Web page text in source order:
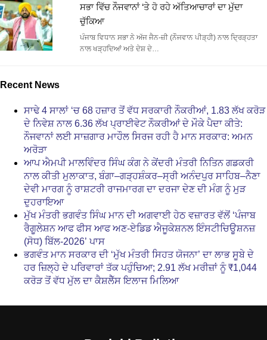
ਸਭਾ ਵਿੱਚ ਨੌਜਵਾਨਾਂ ‘ਤੇ ਹੋ ਰਹੇ ਅੱਤਿਆਚਾਰਾਂ ਦਾ ਮੁੱਦਾ
ਚੁੱਕਿਆ
ਪੰਜਾਬ ਵਿਧਾਨ ਸਭਾ ਨੇ ਅੱਜ ਜੈਨ-ਜ਼ੀ (ਨੌਜਵਾਨ ਪੀੜ੍ਹੀ) ਨਾਲ ਦ੍ਰਿੜ੍ਹਤਾ
ਨਾਲ ਖੜ੍ਹਦਿਆਂ ਅਤੇ ਦੇਸ਼ ਦੇ…
Recent News
ਸਾਢੇ 4 ਸਾਲਾਂ ‘ਚ 68 ਹਜ਼ਾਰ ਤੋਂ ਵੱਧ ਸਰਕਾਰੀ ਨੌਕਰੀਆਂ, 1.83 ਲੱਖ ਕਰੋੜ
ਦੇ ਨਿਵੇਸ਼ ਨਾਲ 6.36 ਲੱਖ ਪ੍ਰਾਈਵੇਟ ਨੌਕਰੀਆਂ ਦੇ ਮੌਕੇ ਪੈਦਾ ਕੀਤੇ:
ਨੌਜਵਾਨਾਂ ਲਈ ਸਾਜ਼ਗਾਰ ਮਾਹੌਲ ਸਿਰਜ ਰਹੀ ਹੈ ਮਾਨ ਸਰਕਾਰ: ਅਮਨ
ਅਰੋੜਾ
ਆਪ ਐਮਪੀ ਮਾਲਵਿੰਦਰ ਸਿੰਘ ਕੰਗ ਨੇ ਕੇਂਦਰੀ ਮੰਤਰੀ ਨਿਤਿਨ ਗਡਕਰੀ
ਨਾਲ ਕੀਤੀ ਮੁਲਾਕਾਤ, ਬੰਗਾ–ਗੜ੍ਹਸ਼ੰਕਰ–ਸ੍ਰੀ ਅਨੰਦਪੁਰ ਸਾਹਿਬ–ਨੈਣਾ
ਦੇਵੀ ਮਾਰਗ ਨੂੰ ਰਾਸ਼ਟਰੀ ਰਾਜਮਾਰਗ ਦਾ ਦਰਜਾ ਦੇਣ ਦੀ ਮੰਗ ਨੂੰ ਮੁੜ
ਦੁਹਰਾਇਆ
ਮੁੱਖ ਮੰਤਰੀ ਭਗਵੰਤ ਸਿੰਘ ਮਾਨ ਦੀ ਅਗਵਾਈ ਹੇਠ ਵਜ਼ਾਰਤ ਵੱਲੋਂ ‘ਪੰਜਾਬ
ਰੈਗੂਲੇਸ਼ਨ ਆਫ ਫੀਸ ਆਫ ਅਣ-ਏਡਿਡ ਐਜੂਕੇਸ਼ਨਲ ਇੰਸਟੀਚਿਊਸ਼ਨਜ਼
(ਸੋਧ) ਬਿੱਲ-2026’ ਪਾਸ
ਭਗਵੰਤ ਮਾਨ ਸਰਕਾਰ ਦੀ ‘ਮੁੱਖ ਮੰਤਰੀ ਸਿਹਤ ਯੋਜਨਾ’ ਦਾ ਲਾਭ ਸੂਬੇ ਦੇ
ਹਰ ਜ਼ਿਲ੍ਹੇ ਦੇ ਪਰਿਵਾਰਾਂ ਤੱਕ ਪਹੁੰਚਿਆ; 2.91 ਲੱਖ ਮਰੀਜ਼ਾਂ ਨੂੰ ₹1,044
ਕਰੋੜ ਤੋਂ ਵੱਧ ਮੁੱਲ ਦਾ ਕੈਸ਼ਲੈੱਸ ਇਲਾਜ ਮਿਲਿਆ